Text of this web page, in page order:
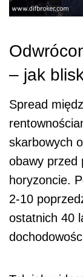
– jak
Spread
skarbowych
obawy przed
horyzoncie.
2-10
ostatnich 40